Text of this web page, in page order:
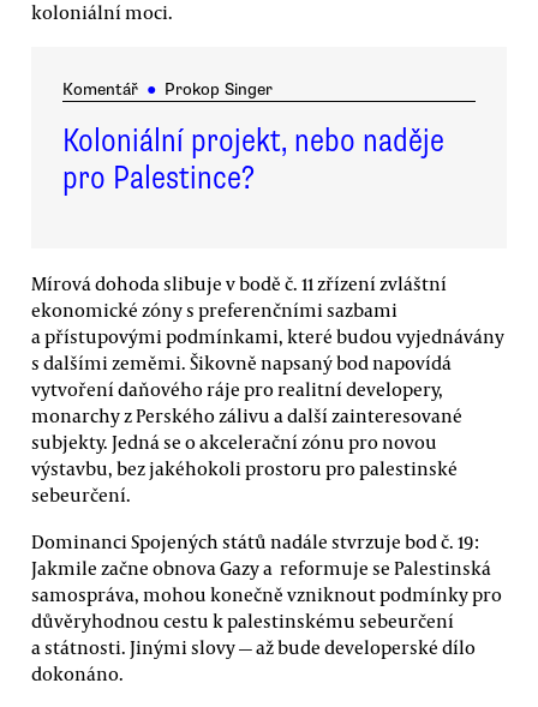
koloniální moci.
Komentář ● Prokop Singer
Koloniální projekt, nebo naděje
pro Palestince?
Mírová dohoda slibuje v bodě č. 11 zřízení zvláštní
ekonomické zóny s preferenčními sazbami
a přístupovými podmínkami, které budou vyjednávány
s dalšími zeměmi. Šikovně napsaný bod napovídá
vytvoření daňového ráje pro realitní developery,
monarchy z Perského zálivu a další zainteresované
subjekty. Jedná se o akcelerační zónu pro novou
výstavbu, bez jakéhokoli prostoru pro palestinské
sebeurčení.
Dominanci Spojených států nadále stvrzuje bod č. 19:
Jakmile začne obnova Gazy a reformuje se Palestinská
samospráva, mohou konečně vzniknout podmínky pro
důvěryhodnou cestu k palestinskému sebeurčení
a státnosti. Jinými slovy — až bude developerské dílo
dokonáno.